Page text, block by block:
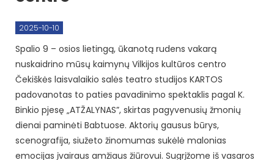
2025-10-10
Spalio 9 – osios lietingą, ūkanotą rudens vakarą
nuskaidrino mūsų kaimynų Vilkijos kultūros centro
Čekiškės laisvalaikio salės teatro studijos KARTOS
padovanotas to paties pavadinimo spektaklis pagal K.
Binkio pjesę „ATŽALYNAS”, skirtas pagyvenusių žmonių
dienai paminėti Babtuose. Aktorių gausus būrys,
scenografija, siužeto žinomumas sukėlė malonias
emocijas įvairaus amžiaus žiūrovui. Sugrįžome iš vasaros